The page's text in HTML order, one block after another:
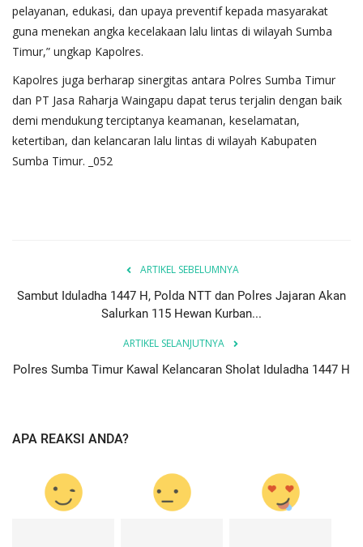
pelayanan, edukasi, dan upaya preventif kepada masyarakat
guna menekan angka kecelakaan lalu lintas di wilayah Sumba
Timur,” ungkap Kapolres.
Kapolres juga berharap sinergitas antara Polres Sumba Timur
dan PT Jasa Raharja Waingapu dapat terus terjalin dengan baik
demi mendukung terciptanya keamanan, keselamatan,
ketertiban, dan kelancaran lalu lintas di wilayah Kabupaten
Sumba Timur. _052
ARTIKEL SEBELUMNYA
Sambut Iduladha 1447 H, Polda NTT dan Polres Jajaran Akan
Salurkan 115 Hewan Kurban...
ARTIKEL SELANJUTNYA
Polres Sumba Timur Kawal Kelancaran Sholat Iduladha 1447 H
APA REAKSI ANDA?